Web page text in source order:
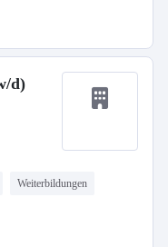
d)
Weiterbildungen